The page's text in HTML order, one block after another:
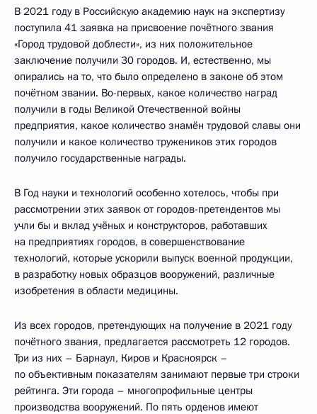
В 2021 году в Российскую академию наук на экспертизу
поступила 41 заявка на присвоение почётного звания
«Город трудовой доблести», из них положительное
заключение получили 30 городов. И, естественно, мы
опирались на то, что было определено в законе об этом
почётном звании. Во-первых, какое количество наград
получили в годы Великой Отечественной войны
предприятия, какое количество знамён трудовой славы они
получили и какое количество тружеников этих городов
получило государственные награды.
В Год науки и технологий особенно хотелось, чтобы при
рассмотрении этих заявок от городов-претендентов мы
учли бы и вклад учёных и конструкторов, работавших
на предприятиях городов, в совершенствование
технологий, которые ускорили выпуск военной продукции,
в разработку новых образцов вооружений, различные
изобретения в области медицины.
Из всех городов, претендующих на получение в 2021 году
почётного звания, предлагается рассмотреть 12 городов.
Три из них – Барнаул, Киров и Красноярск –
по объективным показателям занимают первые три строки
рейтинга. Эти города – многопрофильные центры
производства вооружений. По пять орденов имеют